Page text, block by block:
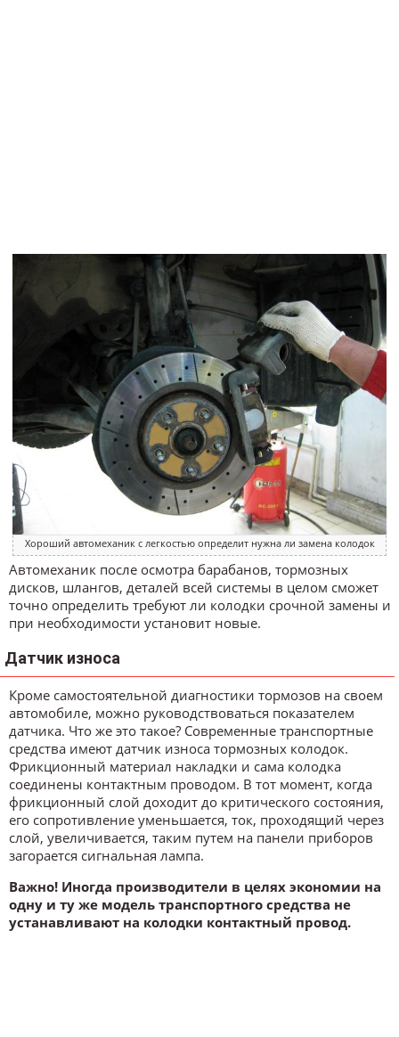
Хороший автомеханик с легкостью определит нужна ли замена колодок
Автомеханик после осмотра барабанов, тормозных
дисков, шлангов, деталей всей системы в целом сможет
точно определить требуют ли колодки срочной замены и
при необходимости установит новые.
Датчик износа
Кроме самостоятельной диагностики тормозов на своем
автомобиле, можно руководствоваться показателем
датчика. Что же это такое? Современные транспортные
средства имеют датчик износа тормозных колодок.
Фрикционный материал накладки и сама колодка
соединены контактным проводом. В тот момент, когда
фрикционный слой доходит до критического состояния,
его сопротивление уменьшается, ток, проходящий через
слой, увеличивается, таким путем на панели приборов
загорается сигнальная лампа.
Важно! Иногда производители в целях экономии на
одну и ту же модель транспортного средства не
устанавливают на колодки контактный провод.